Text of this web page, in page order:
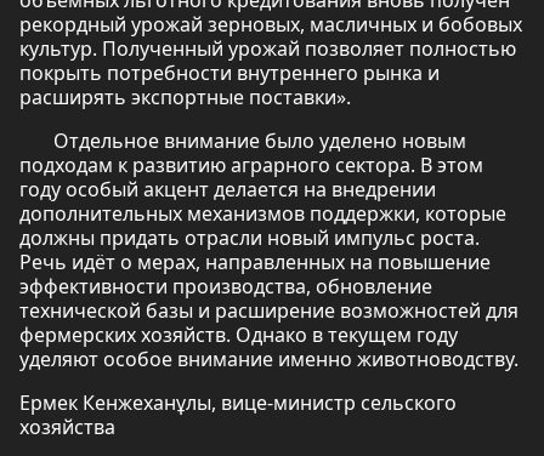
рекордный урожай зерновых, масличных и бобовых
культур. Полученный урожай позволяет полностью
покрыть потребности внутреннего рынка и
расширять экспортные поставки».
Отдельное внимание было уделено новым
подходам к развитию аграрного сектора. В этом
году особый акцент делается на внедрении
дополнительных механизмов поддержки, которые
должны придать отрасли новый импульс роста.
Речь идёт о мерах, направленных на повышение
эффективности производства, обновление
технической базы и расширение возможностей для
фермерских хозяйств. Однако в текущем году
уделяют особое внимание именно животноводству.
Ермек Кенжеханұлы, вице-министр сельского
хозяйства